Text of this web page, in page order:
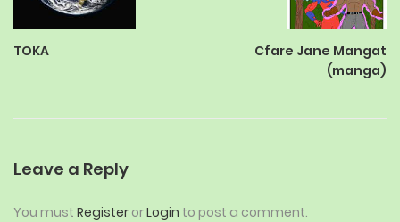
TOKA
Cfare Jane Mangat
(manga)
Leave a Reply
You must Register orLogin to post a comment.